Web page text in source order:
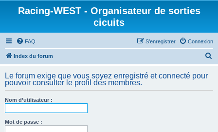
Racing-WEST - Organisateur de sorties
cicuits
FAQ Connexion
S’enregistrer
Index du forum
h
Le forum exige que vous soyez enregistré et connecté pour
pouvoir consulter le profil des membres.
Nom d’utilisateur :
Mot de passe :